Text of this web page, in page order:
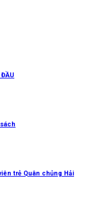
trẻ Quân chủng Hải